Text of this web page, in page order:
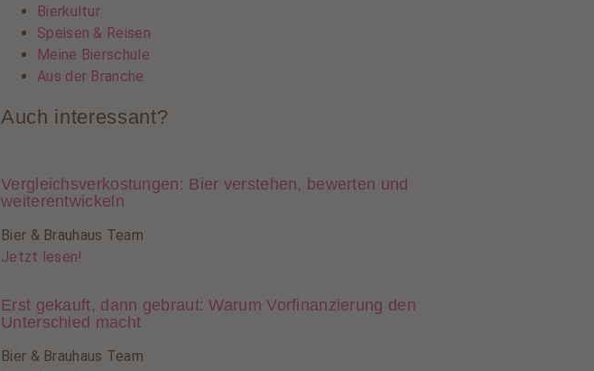
Bierkultur
Speisen & Reisen
Meine Bierschule
Aus der Branche
Auch interessant?
Vergleichsverkostungen: Bier verstehen, bewerten und
weiterentwickeln
Bier & Brauhaus Team
Jetzt lesen!
Erst gekauft, dann gebraut: Warum Vorfinanzierung den
Unterschied macht
Bier & Brauhaus Team